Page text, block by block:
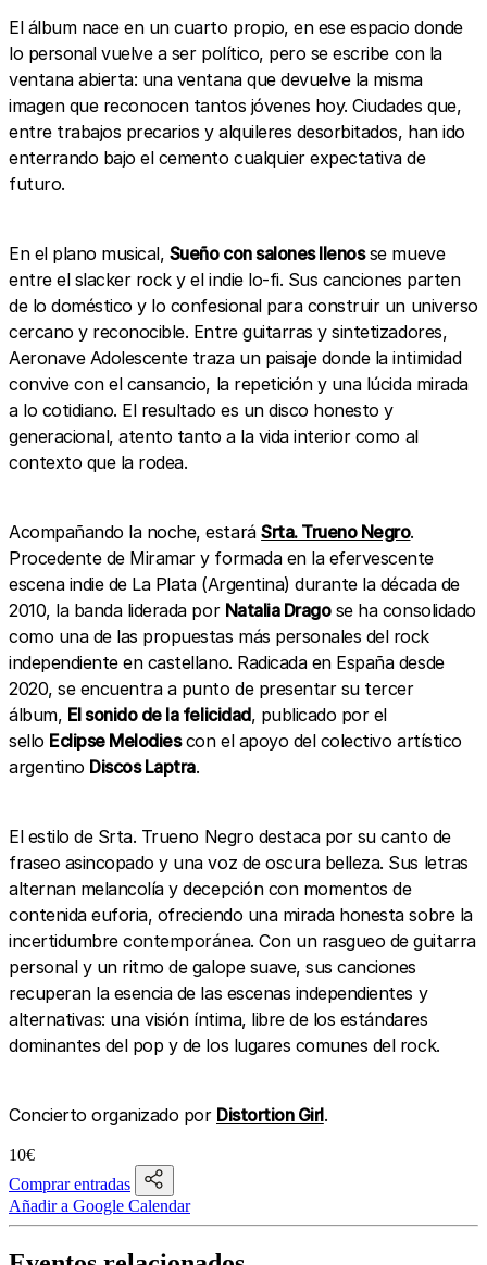
El álbum nace en un cuarto propio, en ese espacio donde
lo personal vuelve a ser político, pero se escribe con la
ventana abierta: una ventana que devuelve la misma
imagen que reconocen tantos jóvenes hoy. Ciudades que,
entre trabajos precarios y alquileres desorbitados, han ido
enterrando bajo el cemento cualquier expectativa de
futuro.
En el plano musical, Sueño con salones llenosse mueve
entre el slacker rock y el indie lo-fi. Sus canciones parten
de lo doméstico y lo confesional para construir un universo
cercano y reconocible. Entre guitarras y sintetizadores,
Aeronave Adolescente traza un paisaje donde la intimidad
convive con el cansancio, la repetición y una lúcida mirada
a lo cotidiano. El resultado es un disco honesto y
generacional, atento tanto a la vida interior como al
contexto que la rodea.
Acompañando la noche, estaráSrta. Trueno Negro.
Procedente de Miramar y formada en la efervescente
escena indie de La Plata (Argentina) durante la década de
2010, la banda liderada por Natalia Dragose ha consolidado
como una de las propuestas más personales del rock
independiente en castellano. Radicada en España desde
2020, se encuentra a punto de presentar su tercer
álbum, El sonido de la felicidad, publicado por el
sello Eclipse Melodiescon el apoyo del colectivo artístico
argentino Discos Laptra.
El estilo de Srta. Trueno Negro destaca por su canto de
fraseo asincopado y una voz de oscura belleza. Sus letras
alternan melancolía y decepción con momentos de
contenida euforia, ofreciendo una mirada honesta sobre la
incertidumbre contemporánea. Con un rasgueo de guitarra
personal y un ritmo de galope suave, sus canciones
recuperan la esencia de las escenas independientes y
alternativas: una visión íntima, libre de los estándares
dominantes del pop y de los lugares comunes del rock.
Concierto organizado por Distortion Girl.
10€
Comprar entradas
Añadir a Google Calendar